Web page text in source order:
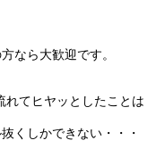
なら大歓迎です。
れてヒヤッとしたことは
くしかできない・・・